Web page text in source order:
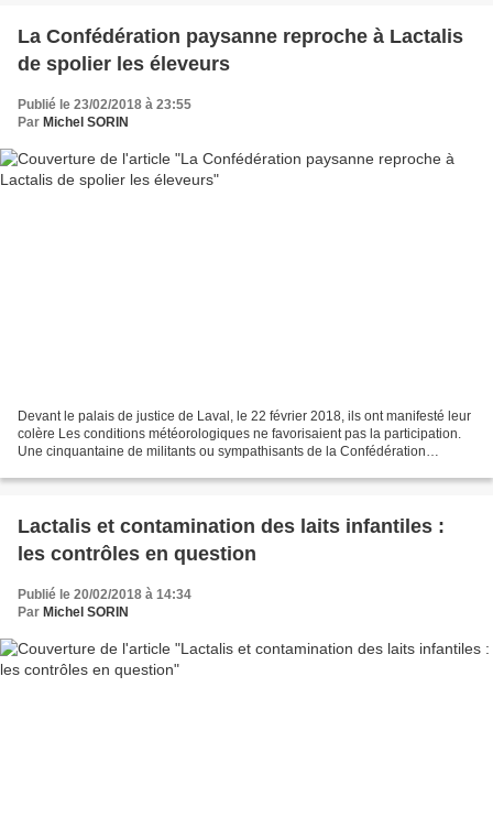
La Confédération paysanne reproche à Lactalis
de spolier les éleveurs
Publié le 23/02/2018 à 23:55
Par Michel SORIN
Devant le palais de justice de Laval, le 22 février 2018, ils ont manifesté leur
colère Les conditions météorologiques ne favorisaient pas la participation.
Une cinquantaine de militants ou sympathisants de la Confédération
Lactalis et contamination des laits infantiles :
les contrôles en question
Publié le 20/02/2018 à 14:34
Par Michel SORIN